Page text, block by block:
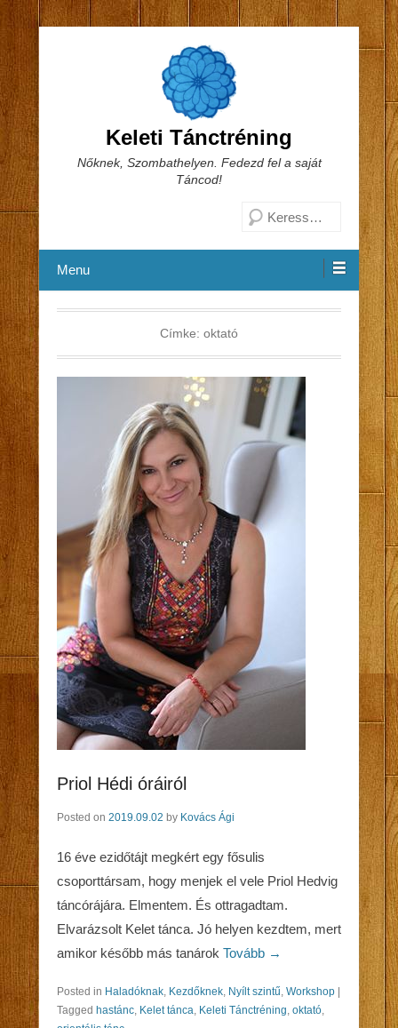
Keleti Tánctréning
Nőknek, Szombathelyen. Fedezd fel a saját
Táncod!
Menu
Címke: oktató
Priol Hédi óráiról
Posted on 2019.09.02 by Kovács Ági
16 éve ezidőtájt megkért egy fősulis
csoporttársam, hogy menjek el vele Priol Hedvig
táncórájára. Elmentem. És ottragadtam.
Elvarázsolt Kelet tánca. Jó helyen kezdtem, mert
amikor később más tanárok Tovább →
Posted in Haladóknak, Kezdőknek, Nyílt szintű, Workshop
Tagged hastánc, Kelet tánca, Keleti Tánctréning, oktató,